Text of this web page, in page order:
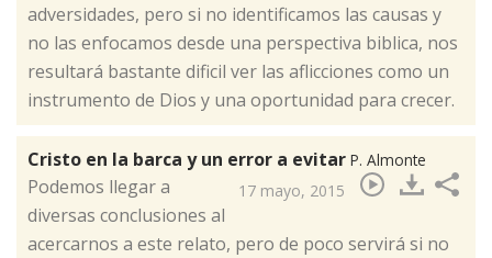
adversidades, pero si no identificamos las causas y
no las enfocamos desde una perspectiva biblica, nos
resultará bastante dificil ver las aflicciones como un
instrumento de Dios y una oportunidad para crecer.
Cristo en la barca y un error a evitar P. Almonte
17 mayo, 2015
​Podemos llegar a
diversas conclusiones al
acercarnos a este relato, pero de poco servirá si no